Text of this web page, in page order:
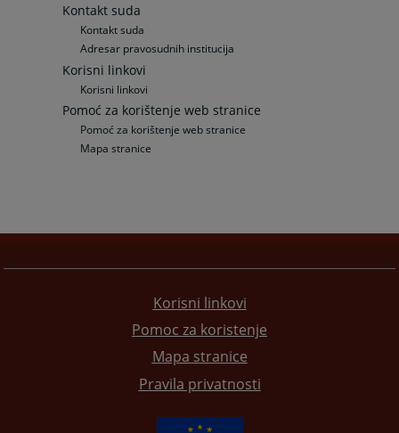
Kontakt suda
Kontakt suda
Adresar pravosudnih institucija
Korisni linkovi
Korisni linkovi
Pomoć za korištenje web stranice
Pomoć za korištenje web stranice
Mapa stranice
Korisni linkovi
Pomoc za koristenje
Mapa stranice
Pravila privatnosti